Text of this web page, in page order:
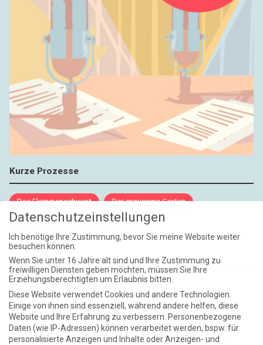
Kurze Prozesse
Das Flammenschwert Der grausame Garten
NIEMALS UND AUCH DANN NICHT
Weite Reisen
Atlantische Turbulenzen DIE ELF
Die Zeit der Ringelblumen ist vorbei Europa im Kopf
Fast am Ziel Frühling in Florenz In der Blase
Datenschutzeinstellungen
Ich benötige Ihre Zustimmung, bevor Sie meine Website weiter
besuchen können.
Wenn Sie unter 16 Jahre alt sind und Ihre Zustimmung zu
freiwilligen Diensten geben möchten, müssen Sie Ihre
Erziehungsberechtigten um Erlaubnis bitten.
Diese Website verwendet Cookies und andere Technologien.
Einige von ihnen sind essenziell, während andere helfen, diese
Website und Ihre Erfahrung zu verbessern. Personenbezogene
Daten (wie IP-Adressen) können verarbeitet werden, bspw. für
personalisierte Anzeigen und Inhalte oder Anzeigen- und